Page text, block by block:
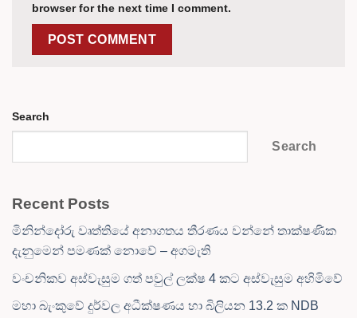
browser for the next time I comment.
Search
Search
Recent Posts
මිනින්දෝරු වෘත්තියේ අනාගතය තීරණය වන්නේ තාක්ෂණික
දැනුමෙන් පමණක් නොවේ – අගමැති
වංචනිකව අස්වැසුම ගත් පවුල් ලක්ෂ 4 කට අස්වැසුම අහිමිවේ
මහා බැංකුවේ දුර්වල අධීක්ෂණය හා බිලියන 13.2 ක NDB